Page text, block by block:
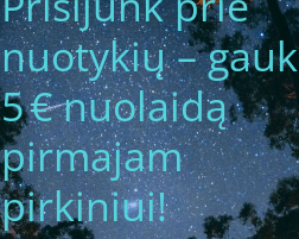
nuotykių – gauk
5 € nuolaidą
pirmajam
pirkiniui!